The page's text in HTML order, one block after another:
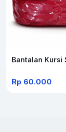
Bantalan Kursi
Rp 60.000